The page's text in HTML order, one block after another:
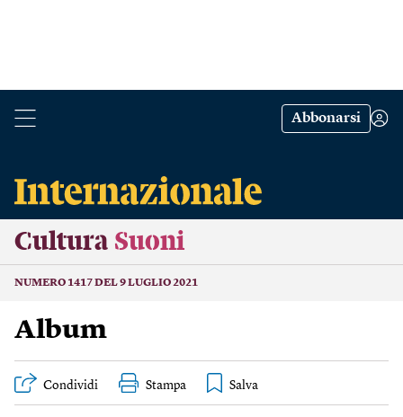
Abbonarsi
Cultura Suoni
NUMERO 1417 DEL 9 LUGLIO 2021
Album
Condividi Stampa